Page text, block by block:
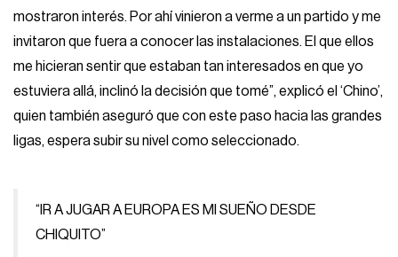
mostraron interés. Por ahí vinieron a verme a un partido y me
invitaron que fuera a conocer las instalaciones. El que ellos
me hicieran sentir que estaban tan interesados en que yo
estuviera allá, inclinó la decisión que tomé”, explicó el ‘Chino’,
quien también aseguró que con este paso hacia las grandes
ligas, espera subir su nivel como seleccionado.
“IR A JUGAR A EUROPA ES MI SUEÑO DESDE
CHIQUITO”